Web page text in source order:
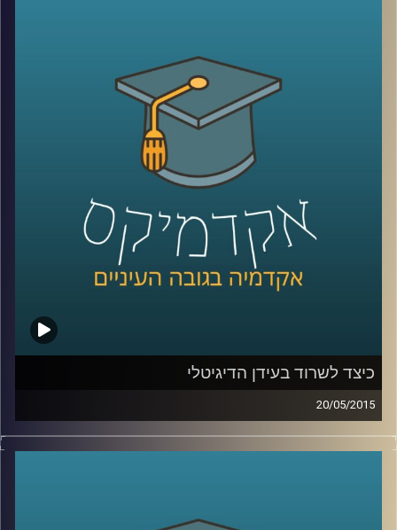
הגבוהה של אמריקאים להצלחה הם הגורמים
להתעניינות הרבה והעקבית של האמריקאים
בישראל. מתי הזדהו עם ישראל יותר ומתי
פחות? האם יש הבדלי הזדהות לפי פילוח של
גיל, השכלה, דת, גזע והשתייכות מפלגתית
דמוקרטים)?
קרדיט תמונות:AudioVersity
כיצד לשרוד בעידן הדיגיטלי
20/05/2015
קשה להאמין עד כמה משפיעים עלינו אמצעי
שינויים אלו. מה עלינו ללמוד כדי לגדול